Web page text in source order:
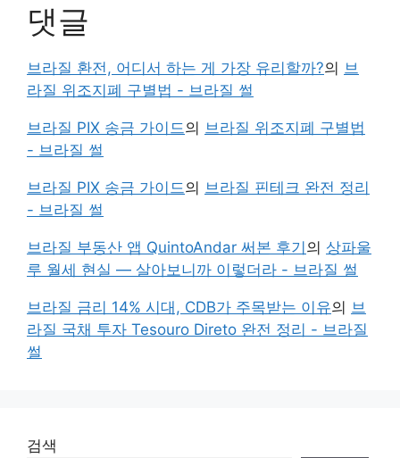
댓글
브라질 환전, 어디서 하는 게 가장 유리할까?의 브
라질 위조지폐 구별법 - 브라질 썰
브라질 PIX 송금 가이드의 브라질 위조지폐 구별법
- 브라질 썰
브라질 PIX 송금 가이드의 브라질 핀테크 완전 정리
- 브라질 썰
브라질 부동산 앱 QuintoAndar 써본 후기의 상파울
루 월세 현실 — 살아보니까 이렇더라 - 브라질 썰
브라질 금리 14% 시대, CDB가 주목받는 이유의 브
라질 국채 투자 Tesouro Direto 완전 정리 - 브라질
썰
검색